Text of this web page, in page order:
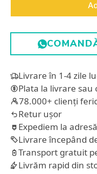
Livrare în 1-4 zile
Plata la livrare sau
78.000+ clienți
Retur ușor
Expediem la
Livrare începând
Transport gratuit
Livrăm rapid din